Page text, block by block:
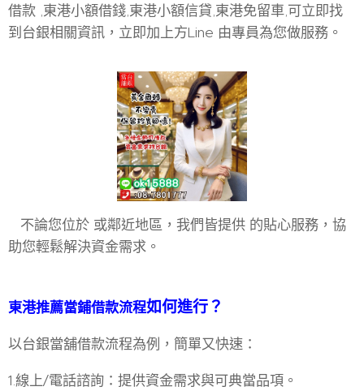
借款 ,東港小額借錢,東港小額信貸,東港免留車,可立即找
到台銀相關資訊，立即加上方Line 由專員為您做服務。
不論您位於 或鄰近地區，我們皆提供 的貼心服務，協
助您輕鬆解決資金需求。
東港推薦當鋪借款流程如何進行 ？
以台銀當舖借款流程為例，簡單又快速：
1.線上/電話諮詢：提供資金需求與可典當品項。